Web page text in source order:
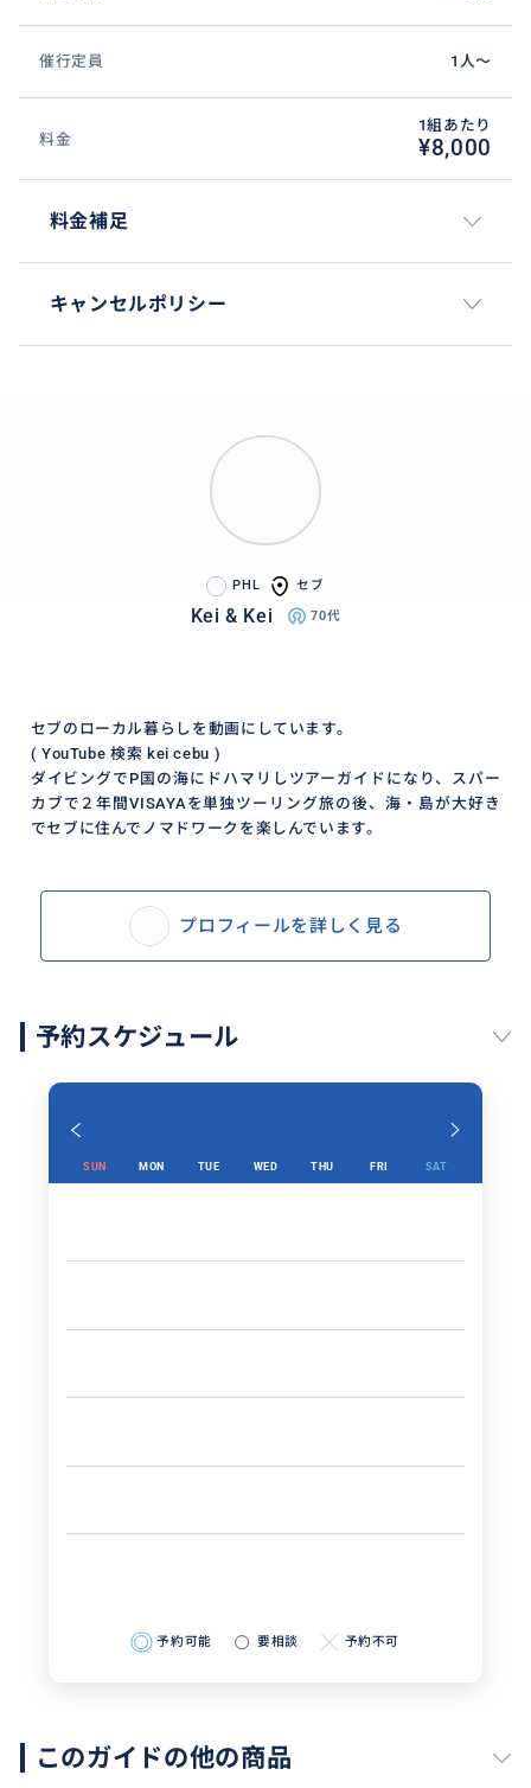
催行定員 1人〜
料金
1組あたり
¥8,000
料金補足
キャンセルポリシー
PHL セブ
Kei & Kei 70代
セブのローカル暮らしを動画にしています。
( YouTube 検索 kei cebu )
ダイビングでP国の海にドハマリしツアーガイドになり、スパー
カブで２年間VISAYAを単独ツーリング旅の後、海・島が大好き
でセブに住んでノマドワークを楽しんでいます。
プロフィールを詳しく見る
予約スケジュール
SUN MON TUE WED THU FRI SAT
予約可能 要相談 予約不可
このガイドの他の商品